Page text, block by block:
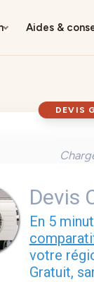
Aides &
DEVIS
Devis
En 5
votre
Gratuit,